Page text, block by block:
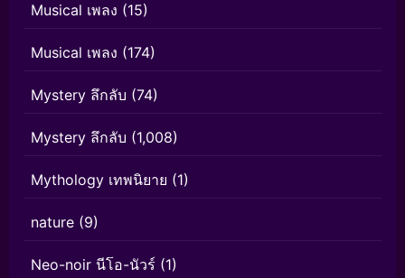
Musical เพลง (15)
Musical เพลง (174)
Mystery ลึกลับ (74)
Mystery ลึกลับ (1,008)
Mythology เทพนิยาย (1)
nature (9)
Neo-noir นีโอ-นัวร์ (1)